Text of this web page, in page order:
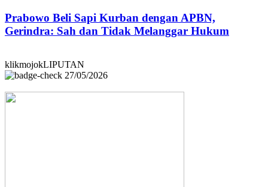
Prabowo Beli Sapi Kurban dengan APBN,
Gerindra: Sah dan Tidak Melanggar Hukum
klikmojokLIPUTAN
27/05/2026